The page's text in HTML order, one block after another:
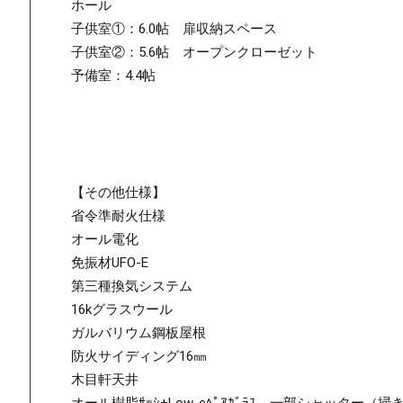
ホール
子供室①：6.0帖 扉収納スペース
子供室②：5.6帖 オープンクローゼット
予備室：4.4帖
【その他仕様】
省令準耐火仕様
オール電化
免振材UFO-E
第三種換気システム
16kグラスウール
ガルバリウム鋼板屋根
防火サイディング16㎜
木目軒天井